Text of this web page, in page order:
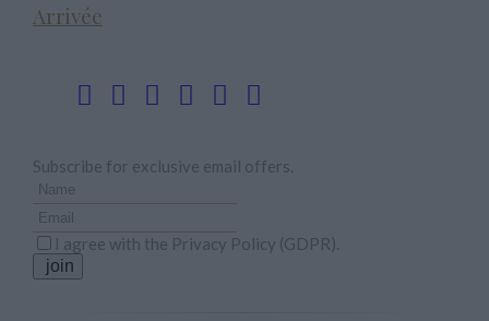
Arrivée
Subscribe for exclusive email offers.
I agree with the Privacy Policy (GDPR).
join